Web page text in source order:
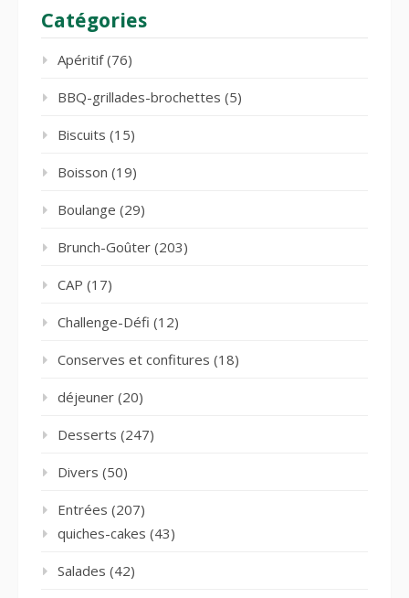
Catégories
Apéritif(76)
BBQ-grillades-brochettes (5)
Biscuits (15)
Boisson (19)
Boulange (29)
Brunch-Goûter (203)
CAP (17)
Challenge-Défi (12)
Conserves et confitures (18)
déjeuner (20)
Desserts (247)
Divers (50)
Entrées (207)
quiches-cakes (43)
Salades (42)